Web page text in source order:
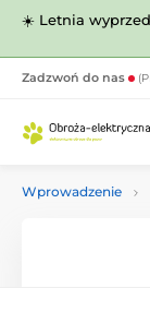
☀️ Letnia
Zadzwoń do nas
Wprowadzenie